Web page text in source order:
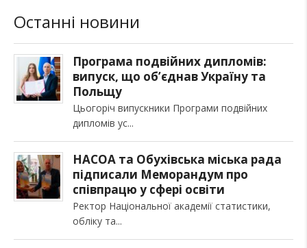
Останні новини
Програма подвійних дипломів:
випуск, що об’єднав Україну та
Польщу
Цьогоріч випускники Програми подвійних
дипломів ус
НАСОА та Обухівська міська рада
підписали Меморандум про
співпрацю у сфері освіти
Ректор Національної академії статистики,
обліку та